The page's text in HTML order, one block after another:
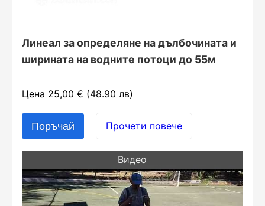
Линеал за определяне на дълбочината и
ширината на водните потоци до 55м
Цена 25,00 € (48.90 лв)
Прочети повече
Видео